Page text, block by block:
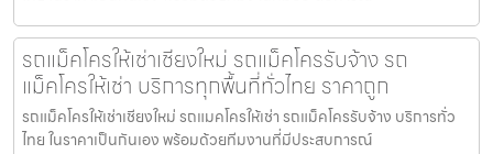
รถแม็คโครให้เช่าเชียงใหม่ รถแม็คโครรับจ้าง รถ
แม็คโครให้เช่า บริการทุกพื้นที่ทั่วไทย ราคาถูก
รถแม็คโครให้เช่าเชียงใหม่ รถแมคโครให้เช่า รถแม็คโครรับจ้าง บริการทั่ว
ไทย ในราคาเป็นกันเอง พร้อมด้วยทีมงานที่มีประสบการณ์